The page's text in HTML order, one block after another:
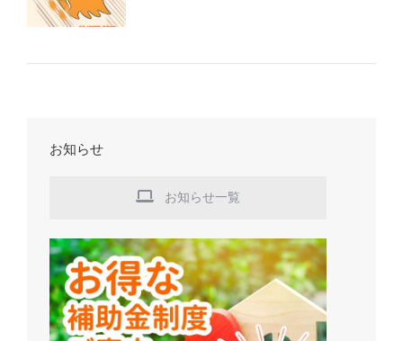
お知らせ
お知らせ一覧